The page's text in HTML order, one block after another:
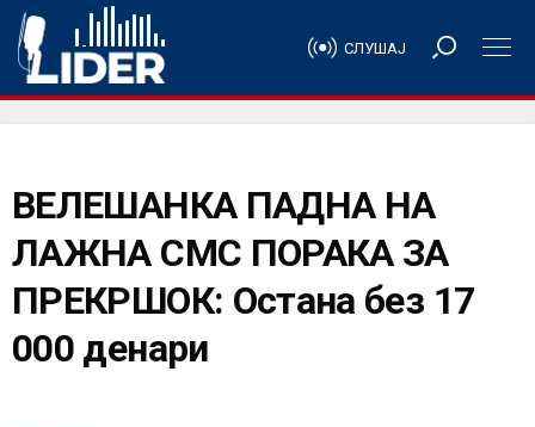
СЛУШАЈ
ВЕЛЕШАНКА ПАДНА НА
ЛАЖНА СМС ПОРАКА ЗА
ПРЕКРШОК: Остана без 17
000 денари